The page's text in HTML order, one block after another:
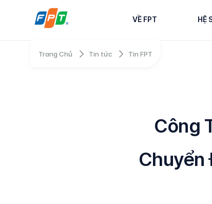
VỀ FPT HỆ
Trang Chủ Tin tức Tin FPT
Công
Chuyển